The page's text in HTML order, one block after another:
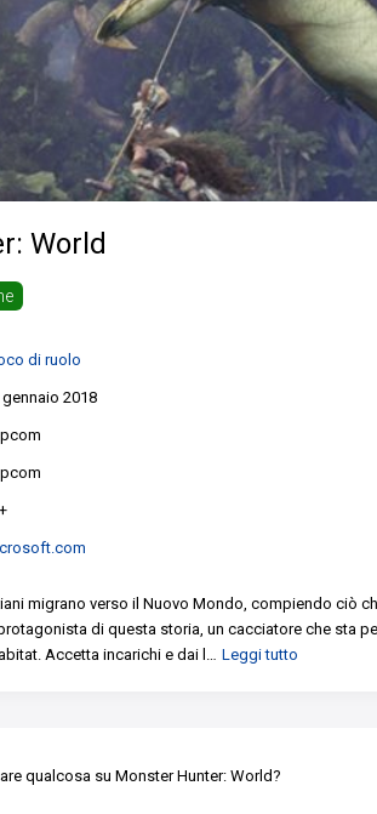
World
di ruolo
gennaio 2018
migrano verso il Nuovo Mondo, compiendo ciò
di questa storia, un cacciatore che sta
Accetta incarichi e dai l … Leggi tutto
qualcosa su Monster Hunter: World?